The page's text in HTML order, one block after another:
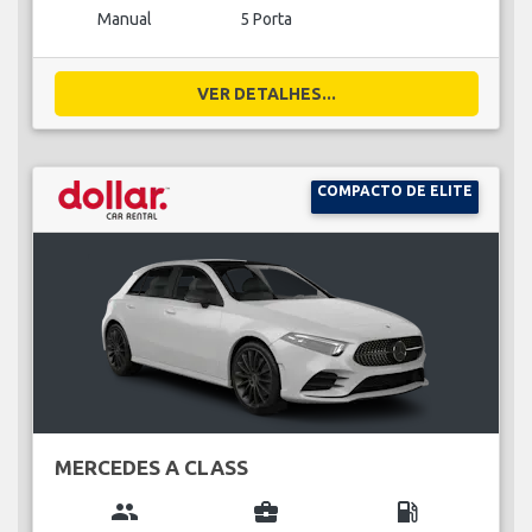
Manual 5 Porta
VER DETALHES...
COMPACTO DE ELITE
MERCEDES A CLASS
group business_center local_gas_station